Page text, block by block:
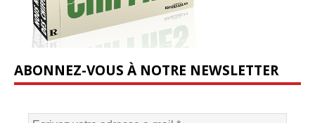
ABONNEZ-VOUS À NOTRE NEWSLETTER